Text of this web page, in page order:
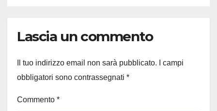
Lascia un commento
Il tuo indirizzo email non sarà pubblicato.
I campi
obbligatori sono contrassegnati *
Commento *